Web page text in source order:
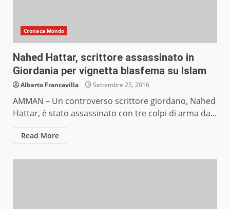
Cronaca Mondo
Nahed Hattar, scrittore assassinato in
Giordania per vignetta blasfema su Islam
Alberto Francavilla Settembre 25, 2016
AMMAN – Un controverso scrittore giordano, Nahed
Hattar, è stato assassinato con tre colpi di arma da...
Read More